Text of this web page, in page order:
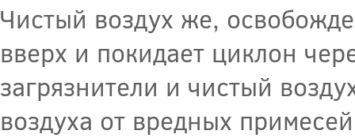
Чистый воздух же,
вверх и покидает циклон
загрязнители и чистый
воздуха от вредных